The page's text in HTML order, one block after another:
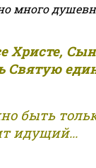
много
Христе,
Святую
быть
идущий...